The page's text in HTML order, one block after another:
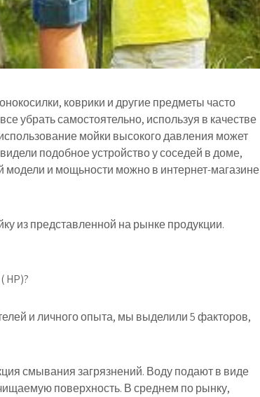
коврики и другие предметы часто
убрать самостоятельно, используя в качестве
мойки высокого давления может
подобное устройство у соседей в доме,
модели и мощьности можно в интернет-магазине
из представленной на рынке продукции.
HP)?
и личного опыта, мы выделили 5 факторов,
смывания загрязнений. Воду подают в виде
поверхность. В среднем по рынку,